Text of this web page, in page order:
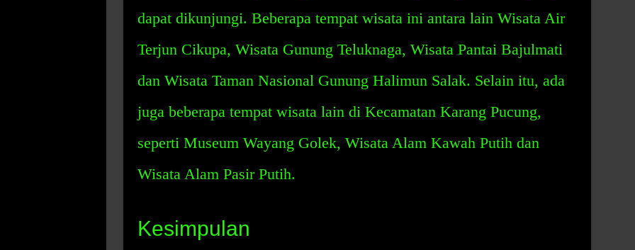
dapat dikunjungi. Beberapa tempat wisata ini antara lain Wisata Air
Terjun Cikupa, Wisata Gunung Teluknaga, Wisata Pantai Bajulmati
dan Wisata Taman Nasional Gunung Halimun Salak. Selain itu, ada
juga beberapa tempat wisata lain di Kecamatan Karang Pucung,
seperti Museum Wayang Golek, Wisata Alam Kawah Putih dan
Wisata Alam Pasir Putih.
Kesimpulan